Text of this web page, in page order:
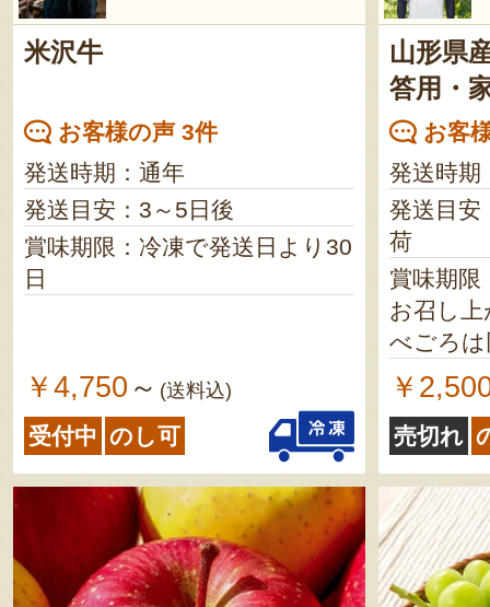
米沢牛
お客様の声 3件
発送時期：通年
発送目安：3～5日後
賞味期限：冷凍で発送日より30
日
￥4,750 ～ (送料込)
受付中 のし可
山形県
答用・
お客
発送時期
発送目安
荷
賞味期限
お召し上
べごろ
をご参
￥
売切れ